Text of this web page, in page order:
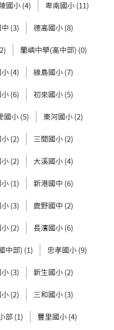
國小 (4) 卑南國小 (11)
(3) 德高國小 (8)
蘭嶼中學(高中部) (0)
(4) 綠島國小 (7)
(6) 初來國小 (5)
國小 (5) 東河國小 (2)
(2) 三間國小 (2)
(2) 大溪國小 (4)
(1) 新港國中 (6)
(3) 鹿野國中 (2)
(2) 長濱國小 (6)
中部) (1) 忠孝國小 (9)
(3) 新生國小 (2)
(2) 三和國小 (3)
部 (1) 豐里國小 (4)